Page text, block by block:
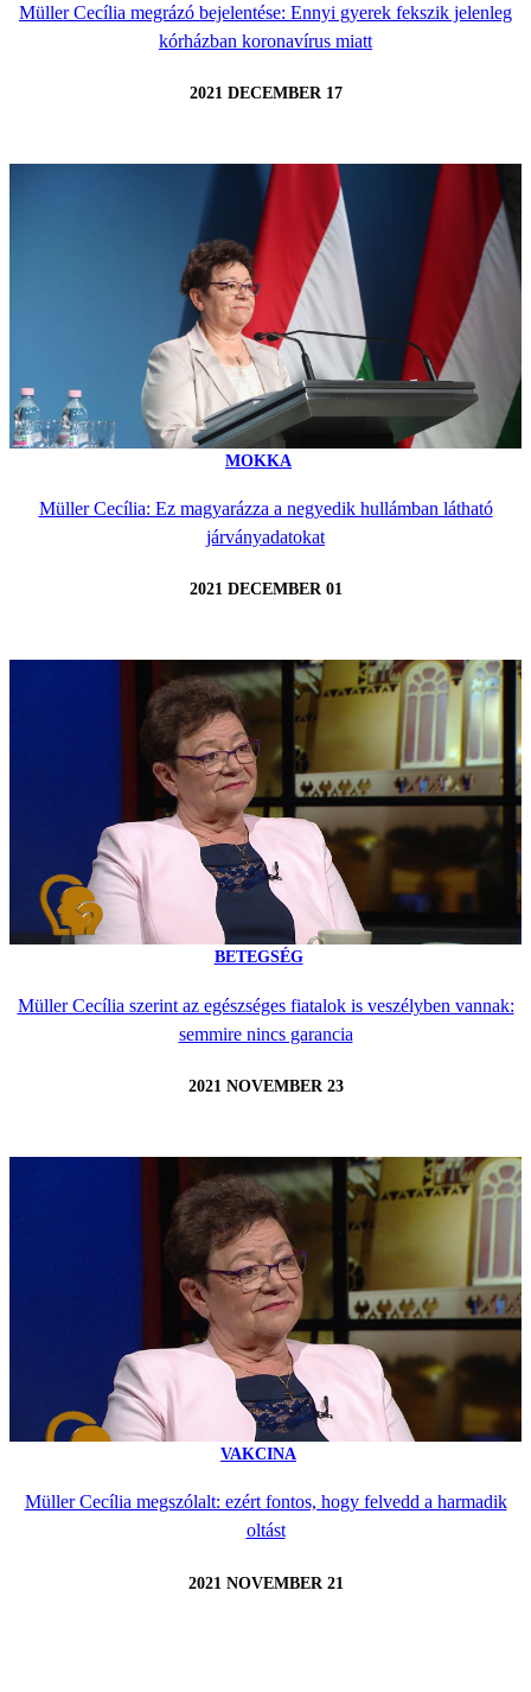
Müller Cecília megrázó bejelentése: Ennyi gyerek fekszik jelenleg
kórházban koronavírus miatt
2021 DECEMBER 17
MOKKA
Müller Cecília: Ez magyarázza a negyedik hullámban látható
járványadatokat
2021 DECEMBER 01
BETEGSÉG
Müller Cecília szerint az egészséges fiatalok is veszélyben vannak:
semmire nincs garancia
2021 NOVEMBER 23
VAKCINA
Müller Cecília megszólalt: ezért fontos, hogy felvedd a harmadik
oltást
2021 NOVEMBER 21